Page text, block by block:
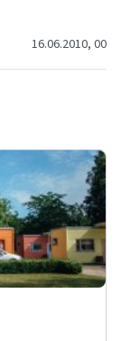
16.06.2010, 00:00